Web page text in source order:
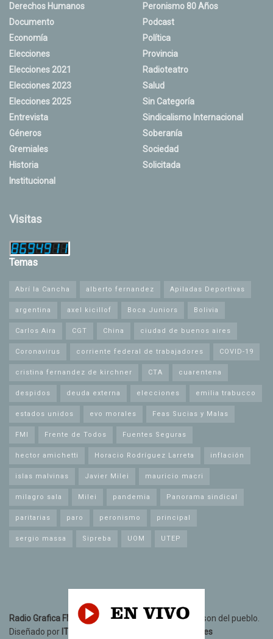
Derechos Humanos
Documento
Economía
Elecciones
Elecciones 2021
Elecciones 2023
Elecciones 2025
Entrevista
Géneros
Gremiales
Historia
Institucional
Peronismo 80 Años
Podcast
Política
Provincia
Radioteatro
Salud
Sin Categoría
Sindicalismo Internacional
Soberanía
Sociedad
Solicitada
Visitas
Temas
Abrí la Cancha alberto fernandez Apiladas Deportivas
argentina axel kicillof Boca Juniors Bolivia
Carlos Aira CGT China ciudad de buenos aires
Coronavirus corriente federal de trabajadores COVID-19
cristina fernandez de kirchner CTA cuarentena
despidos deuda externa elecciones emilia trabucco
estados unidos evo morales Feas Sucias y Malas
FMI Frente de Todos Fuentes Seguras
hector amichetti Horacio Rodríguez Larreta inflación
islas malvinas Javier Milei mauricio macri
milagro sala Milei pandemia Panorama sindical
paritarias paro peronismo principal
sergio massa Sipreba UOM UTEP
Radio Grafica FM 89.3© 2021. Todos los derechos son del pueblo.
Diseñado por IT10 Informatica y Telecomunicaciones